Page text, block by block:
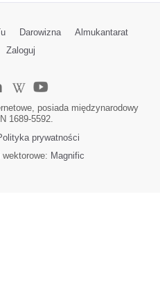
Darowizna
Almukantarat
Zaloguj
posiada międzynarodowy
1689-5592.
prywatności
Magnific